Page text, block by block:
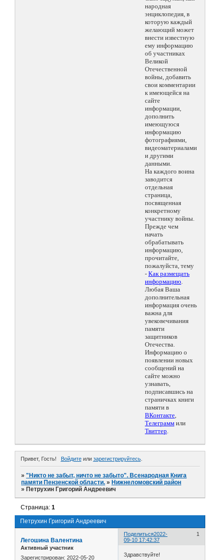
народная
энциклопедия, в
которую каждый
желающий может
внести известную
ему информацию
об участниках
Великой
Отечественной
войны, добавить
свои комментарии
к имеющейся на
сайте
информации,
дополнить
имеющуюся
информацию
фотографиями,
видеоматериалами
и другими
данными.
На каждого воина
заводится
отдельная
страница,
посвященная
конкретному
участнику войны.
Прежде чем
начать
обрабатывать
информацию,
прочитайте,
пожалуйста, тему
- Как размещать
информацию.
Любая Ваша
дополнительная
информация очень
важна для
увековечивания
памяти
защитников
Отечества.
Информацию о
появлении новых
сообщений на
сайте можно
узнавать,
подписавшись на
страничках книги
памяти в
ВКонтакте,
Телеграмм или
Твиттер.
Привет, Гость! Войдитеили зарегистрируйтесь.
»"Никто не забыт, ничто не забыто". Всенародная Книга
памяти Пензенской области. » Нижнеломовский район
» Петрухин Григорий Андреевич
Петрухин Григорий Андреевич
Страница:1
Поделиться 1
2022-
09-10 17:42:37
Легошина Валентина
Активный участник
Зарегистрирован: 2022-05-20 Здравствуйте!